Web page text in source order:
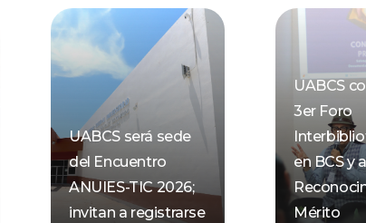
UABCS será sede
del Encuentro
ANUIES-TIC 2026;
invitan a registrarse
UABCS
3er Foro
en BCS y
Mérito